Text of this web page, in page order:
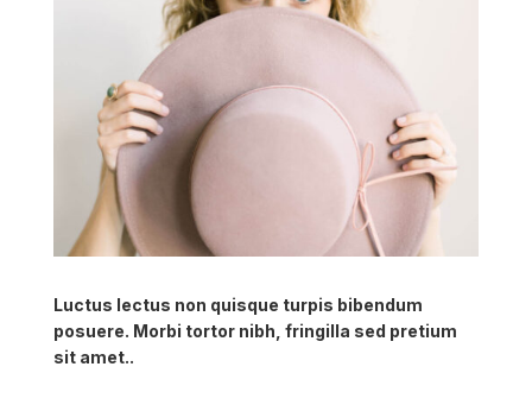
Luctus lectus non quisque turpis bibendum
posuere. Morbi tortor nibh, fringilla sed pretium
sit amet..